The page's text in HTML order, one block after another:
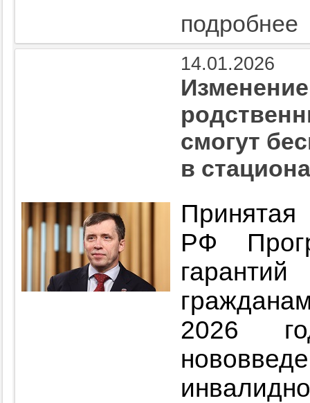
подробнее
14.01.2026
смогут
в
РФ
2026